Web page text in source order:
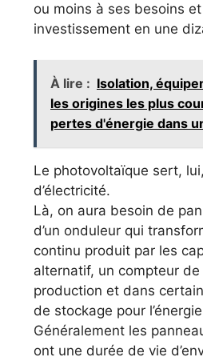
ou moins à ses besoins
investissement en une
À lire : Isolation,
les origines les plus
pertes d'énergie dans
Le photovoltaïque sert,
d’électricité.
Là, on aura besoin de
d’un onduleur qui
continu produit par les
alternatif, un compteur
production et dans
de stockage pour
Généralement les
ont une durée de vie